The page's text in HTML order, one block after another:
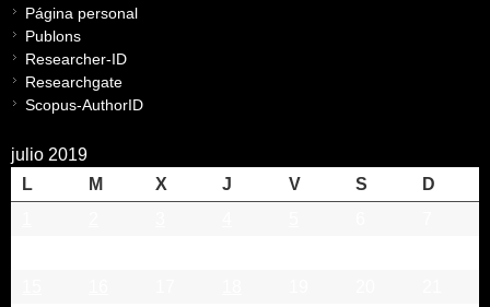
Página personal
Publons
Researcher-ID
Researchgate
Scopus-AuthorID
julio 2019
L
M X J V S
D